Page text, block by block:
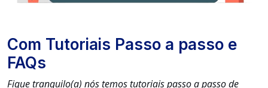
Com Tutoriais Passo a passo e
FAQs
Fique tranquilo(a) nós temos tutoriais passo a passo de